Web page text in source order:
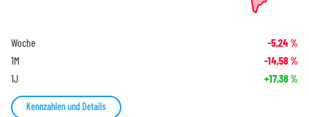
Woche -5,24%
1M -14,58%
1J +17,38%
Kennzahlen und Details